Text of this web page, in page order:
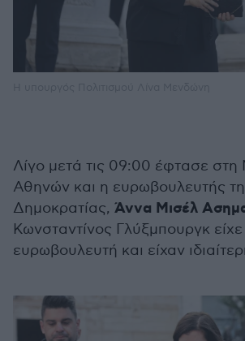
Λίγο μετά τις 09:00 έφτασε
Αθηνών και η ευρωβουλευτής
Δημοκρατίας, Άννα Μισέλ
Κωνσταντίνος Γλύξμπουργκ είχε
ευρωβουλευτή και είχαν